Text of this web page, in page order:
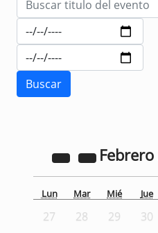
Febrero
Lun Mar Mié Jue
27 28 29 30